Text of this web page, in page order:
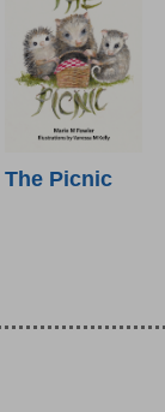
The Picnic